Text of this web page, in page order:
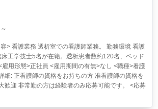
容> 看護業務 透析室での看護師業務。 勤務環境 看護
工学技士5名が在籍。透析患者数約120名、ベッド
用形態>正社員 <雇用期間の有無>なし <職種>看護
細: 正看護師の資格をお持ちの方 准看護師の資格を
歓迎 非常勤の方は経験者のみ応募可能です。 <応募